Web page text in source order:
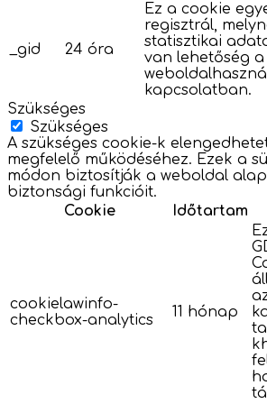
_gid 24 óra
Ez a cookie
regisztrál,
statisztikai
van lehetőség
kapcsolatban.
Szükséges
Szükséges
A szükséges cookie-k
megfelelő működéséhez. Ezek a
módon biztosítják a weboldal
biztonsági funkcióit.
Cookie
Időtartam
cookielawinfo-
checkbox-analytics
11 hónap